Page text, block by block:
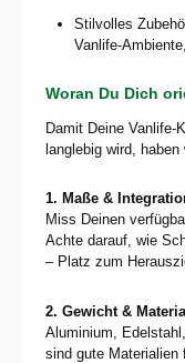
Stilvolles
Vanlife-
Woran Du Dich
Damit Deine Vanlife-
langlebig wird,
1. Maße &
Miss Deinen
Achte darauf, wie
– Platz zum
2. Gewicht &
Aluminium,
sind gute Materialien